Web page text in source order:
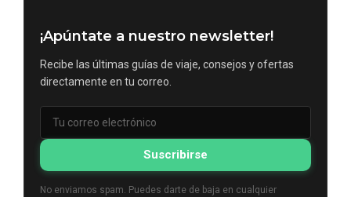
¡Apúntate a nuestro newsletter!
Recibe las últimas guías de viaje, consejos y ofertas
directamente en tu correo.
Suscribirse
No enviamos spam. Puedes darte de baja en cualquier